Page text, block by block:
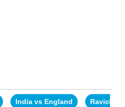
India vs England